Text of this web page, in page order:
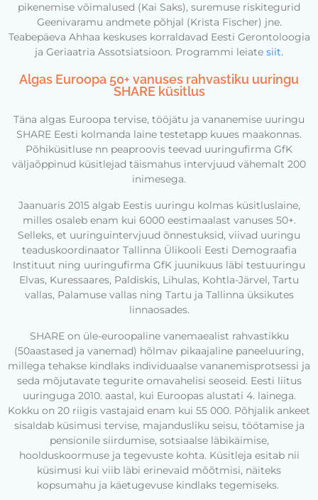
pikenemise võimalused (Kai Saks), suremuse riskitegurid
Geenivaramu andmete põhjal (Krista Fischer) jne.
Teabepäeva Ahhaa keskuses korraldavad Eesti Gerontoloogia
ja Geriaatria Assotsiatsioon. Programmi leiate siit.
Algas Euroopa 50+ vanuses rahvastiku uuringu
SHARE küsitlus
Täna algas Euroopa tervise, tööjätu ja vananemise uuringu
SHARE Eesti kolmanda laine testetapp kuues maakonnas.
Põhiküsitluse nn peaproovis teevad uuringufirma GfK
väljaõppinud küsitlejad täismahus intervjuud vähemalt 200
inimesega.
Jaanuaris 2015 algab Eestis uuringu kolmas küsitluslaine,
milles osaleb enam kui 6000 eestimaalast vanuses 50+.
Selleks, et uuringuintervjuud õnnestuksid, viivad uuringu
teaduskoordinaator Tallinna Ülikooli Eesti Demograafia
Instituut ning uuringufirma GfK juunikuus läbi testuuringu
Elvas, Kuressaares, Paldiskis, Lihulas, Kohtla-Järvel, Tartu
vallas, Palamuse vallas ning Tartu ja Tallinna üksikutes
linnaosades.
SHARE on üle-euroopaline vanemaealist rahvastikku
(50aastased ja vanemad) hõlmav pikaajaline paneeluuring,
millega tehakse kindlaks individuaalse vananemisprotsessi ja
seda mõjutavate tegurite omavahelisi seoseid. Eesti liitus
uuringuga 2010. aastal, kui Euroopas alustati 4. lainega.
Kokku on 20 riigis vastajaid enam kui 55 000. Põhjalik ankeet
sisaldab küsimusi tervise, majandusliku seisu, töötamise ja
pensionile siirdumise, sotsiaalse läbikäimise,
hoolduskoormuse ja tegevuste kohta. Küsitleja esitab nii
küsimusi kui viib läbi erinevaid mõõtmisi, näiteks
kopsumahu ja käetugevuse kindlaks tegemiseks.